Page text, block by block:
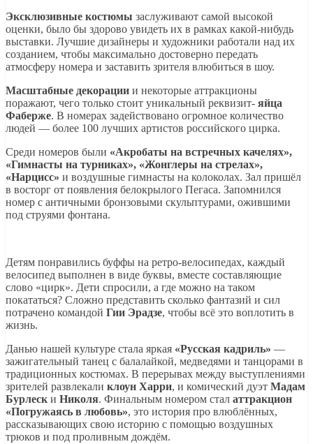
Эксклюзивные костюмы заслуживают самой высокой
оценки, было бы здорово увидеть их в рамках какой-нибудь
выставки. Лучшие дизайнеры и художники работали над их
созданием, чтобы максимально достоверно передать
атмосферу номера и заставить зрителя влюбиться в шоу.
Масштабные декорации и некоторые аттракционы
поражают, чего только стоит уникальный реквизит- яйца
Фаберже. В номерах задействовано огромное количество
людей — более 100 лучших артистов российского цирка.
Среди номеров были «Акробаты на встречных качелях»,
«Гимнасты на турниках», «Жонглеры на стрелах»,
«Нарцисс» и воздушные гимнасты на колоколах. Зал пришёл
в восторг от появления белокрылого Пегаса. Запомнился
номер с античными бронзовыми скульптурами, ожившими
под струями фонтана.
Детям понравились буффы на ретро-велосипедах, каждый
велосипед выполнен в виде буквы, вместе составляющие
слово «цирк». Дети спросили, а где можно на таком
покататься? Сложно представить сколько фантазий и сил
потрачено командой Гии Эрадзе, чтобы всё это воплотить в
жизнь.
Данью нашей культуре стала яркая «Русская кадриль» —
зажигательный танец с балалайкой, медведями и танцорами в
традиционных костюмах. В перерывах между выступлениями
зрителей развлекали клоун Харри, и комический дуэт Мадам
Бурлеск и Николя. Финальным номером стал аттракцион
«Погружаясь в любовь», это история про влюблённых,
рассказывающих свою историю с помощью воздушных
трюков и под проливным дождём.